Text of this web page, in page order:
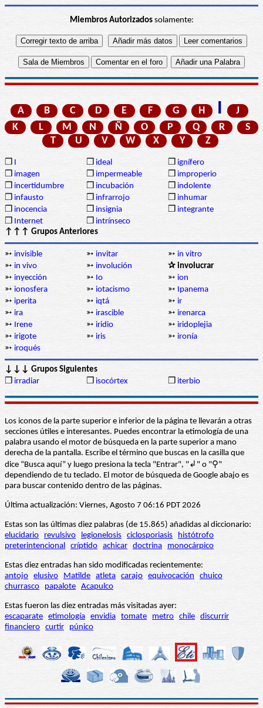
Miembros Autorizadossolamente:
A B C D E F G H I
J
K
L M N Ñ O P Q R
S
T
U V W X Y Z
❒ I ❒ ideal ❒ ignífero
❒ imagen ❒ impermeable ❒ improperio
❒ incertidumbre ❒ incubación ❒ indolente
❒ infausto ❒ infrarrojo ❒ inhumar
❒ inocencia ❒ insignia ❒ integrante
❒ Internet ❒ intrínseco
↑↑↑ Grupos Anteriores
➳ invisible ➳ invitar ➳ in vitro
➳ in vivo ➳ involución
✰ involucrar
➳ inyección ➳ Io ➳ ion
➳ ionosfera ➳ iotacismo ➳ Ipanema
➳ iperita ➳ iqtá ➳ ir
➳ ira ➳ irascible ➳ irenarca
➳ Irene ➳ iridio ➳ iridoplejia
➳ irigote ➳ iris ➳ ironía
➳ iroqués
↓↓↓ Grupos Siguientes
❒ irradiar ❒ isocórtex ❒ iterbio
Los iconos de la parte superior e inferior de la página te llevarán a otras
secciones útiles e interesantes. Puedes encontrar la etimología de una
palabra usando el motor de búsqueda en la parte superior a mano
derecha de la pantalla. Escribe el término que buscas en la casilla que
dice “Busca aquí” y luego presiona la tecla "Entrar", "↲" o "⚲"
dependiendo de tu teclado. El motor de búsqueda de Google abajo es
para buscar contenido dentro de las páginas.
Última actualización: Viernes, Agosto 7 06:16 PDT 2026
Estas son las últimas diez palabras (de 15.865) añadidas al diccionario:
elucidario
revulsivo legionelosis ciclosporiasis
histótrofo
preterintencional críptido achicar doctrina monocárpico
Estas diez entradas han sido modificadas recientemente:
antojo elusivo Matilde atleta carajo equivocación
chuico
churrasco
papalote Acapulco
Estas fueron las diez entradas más visitadas ayer:
escaparate etimología envidia tomate metro chile discurrir
financiero curtir púnico